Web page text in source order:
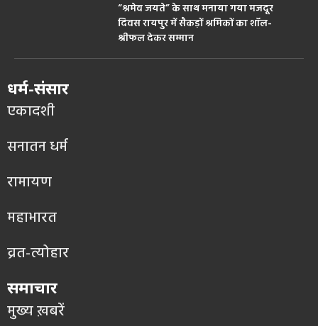
“श्रमेव जयते” के साथ मनाया गया मजदूर
दिवस रायपुर में सैकड़ों श्रमिकों का शॉल-
श्रीफल देकर सम्मान
धर्म-संसार
एकादशी
सनातन धर्म
रामायण
महाभारत
व्रत-त्योहार
समाचार
मुख्य ख़बरें